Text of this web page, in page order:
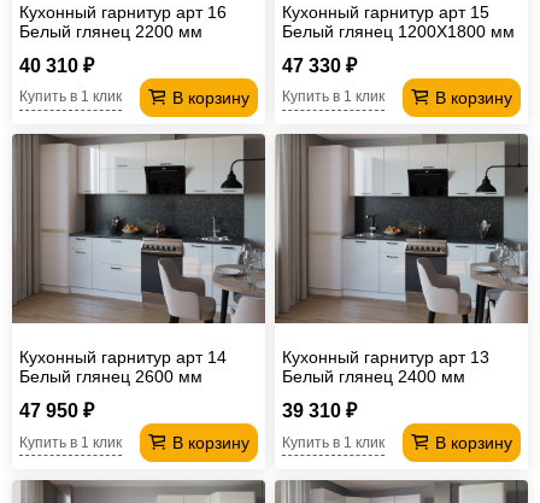
Кухонный гарнитур арт 16
Белый глянец 2200 мм
40 310 ₽
В корзину
Купить в 1 клик
Кухонный гарнитур арт 15
Белый глянец 1200Х1800 мм
47 330 ₽
В корзину
Купить в 1 клик
Кухонный гарнитур арт 14
Белый глянец 2600 мм
47 950 ₽
В корзину
Купить в 1 клик
Кухонный гарнитур арт 13
Белый глянец 2400 мм
39 310 ₽
В корзину
Купить в 1 клик